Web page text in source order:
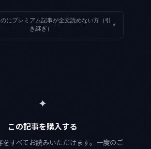
にプレミアム記事が全文読めない方（引
き継ぎ）
▾
✦
この記事を購入する
をすべてお読みいただけます。一度のご